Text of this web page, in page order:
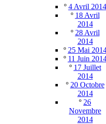
º 4 Avril 2014
º 18 Avril
2014
º 28 Avril
2014
º 25 Mai
º 11 Juin
º 17 Juillet
2014
º 20 Octobre
2014
º 26
Novembre
2014